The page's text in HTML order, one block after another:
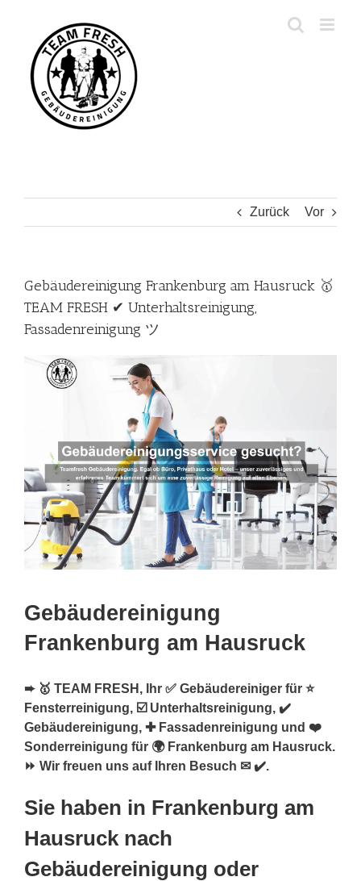
springen
Zurück Vor
Gebäudereinigung Frankenburg am Hausruck 🥇
TEAM FRESH ✔ Unterhaltsreinigung,
Fassadenreinigung ツ
Gebäudereinigung
Frankenburg am Hausruck
➨ 🥇 TEAM FRESH, Ihr ✅ Gebäudereiniger für ⭐
Fensterreinigung, ☑️ Unterhaltsreinigung, ✔️
Gebäudereinigung, ✚ Fassadenreinigung und ❤️
Sonderreinigung für 🌍 Frankenburg am Hausruck.
⏩ Wir freuen uns auf Ihren Besuch ✉ ✔️.
Sie haben in Frankenburg am
Hausruck nach
Gebäudereinigung oder